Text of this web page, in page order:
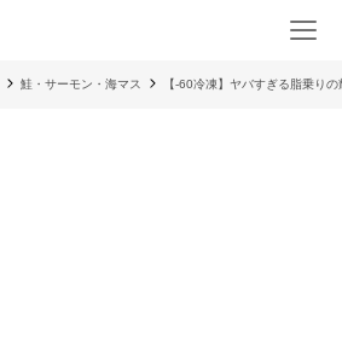
鮭・サーモン・海マス 【-60冷凍】ヤバすぎる脂乗り